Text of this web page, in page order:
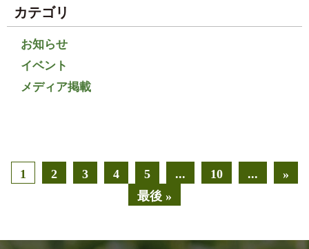
カテゴリ
お知らせ
イベント
メディア掲載
1 2 3 4 5 ... 10 ...
»
最後 »